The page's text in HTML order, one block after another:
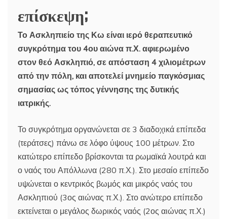
επίσκεψη;
Το Ασκληπιείο της Κω είναι ιερό θεραπευτικό
συγκρότημα του 4ου αιώνα π.Χ. αφιερωμένο
στον θεό Ασκληπιό, σε απόσταση 4 χιλιομέτρων
από την πόλη, και αποτελεί μνημείο παγκόσμιας
σημασίας ως τόπος γέννησης της δυτικής
ιατρικής.
Το συγκρότημα οργανώνεται σε 3 διαδοχικά επίπεδα
(τεράτσες) πάνω σε λόφο ύψους 100 μέτρων. Στο
κατώτερο επίπεδο βρίσκονται τα ρωμαϊκά λουτρά και
ο ναός του Απόλλωνα (280 π.Χ.). Στο μεσαίο επίπεδο
υψώνεται ο κεντρικός βωμός και μικρός ναός του
Ασκληπιού (3ος αιώνας π.Χ.). Στο ανώτερο επίπεδο
εκτείνεται ο μεγάλος δωρικός ναός (2ος αιώνας π.Χ.)